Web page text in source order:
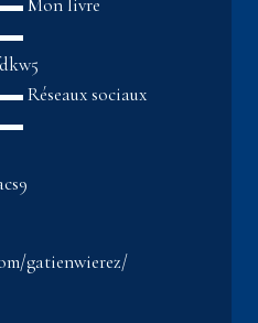
sociaux
gatienwierez/